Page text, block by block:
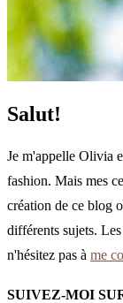
Salut!
Je m'appelle Olivia
fashion. Mais mes
création de ce blog
différents sujets.
n'hésitez pas à me
SUIVEZ-MOI